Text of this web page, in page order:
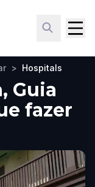
> Hospitals
Guia
fazer